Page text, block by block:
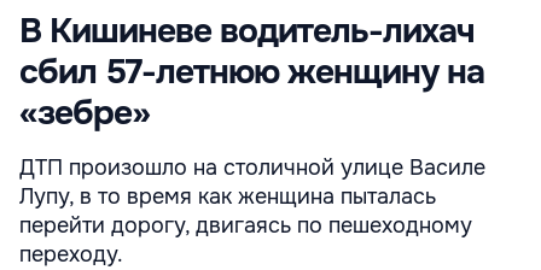
В Кишиневе водитель-лихач
сбил 57-летнюю женщину на
«зебре»
ДТП произошло на столичной улице Василе
Лупу, в то время как женщина пыталась
перейти дорогу, двигаясь по пешеходному
переходу.